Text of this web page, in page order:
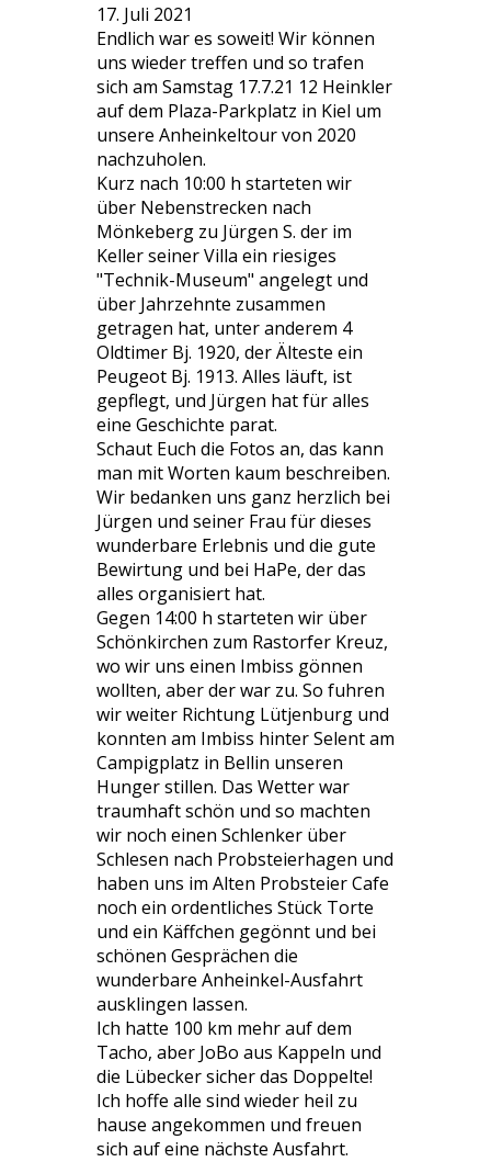
17. Juli 2021
Endlich war es soweit! Wir können
uns wieder treffen und so trafen
sich am Samstag 17.7.21 12 Heinkler
auf dem Plaza-Parkplatz in Kiel um
unsere Anheinkeltour von 2020
nachzuholen.
Kurz nach 10:00 h starteten wir
über Nebenstrecken nach
Mönkeberg zu Jürgen S. der im
Keller seiner Villa ein riesiges
"Technik-Museum" angelegt und
über Jahrzehnte zusammen
getragen hat, unter anderem 4
Oldtimer Bj. 1920, der Älteste ein
Peugeot Bj. 1913. Alles läuft, ist
gepflegt, und Jürgen hat für alles
eine Geschichte parat.
Schaut Euch die Fotos an, das kann
man mit Worten kaum beschreiben.
Wir bedanken uns ganz herzlich bei
Jürgen und seiner Frau für dieses
wunderbare Erlebnis und die gute
Bewirtung und bei HaPe, der das
alles organisiert hat.
Gegen 14:00 h starteten wir über
Schönkirchen zum Rastorfer Kreuz,
wo wir uns einen Imbiss gönnen
wollten, aber der war zu. So fuhren
wir weiter Richtung Lütjenburg und
konnten am Imbiss hinter Selent am
Campigplatz in Bellin unseren
Hunger stillen. Das Wetter war
traumhaft schön und so machten
wir noch einen Schlenker über
Schlesen nach Probsteierhagen und
haben uns im Alten Probsteier Cafe
noch ein ordentliches Stück Torte
und ein Käffchen gegönnt und bei
schönen Gesprächen die
wunderbare Anheinkel-Ausfahrt
ausklingen lassen.
Ich hatte 100 km mehr auf dem
Tacho, aber JoBo aus Kappeln und
die Lübecker sicher das Doppelte!
Ich hoffe alle sind wieder heil zu
hause angekommen und freuen
sich auf eine nächste Ausfahrt.